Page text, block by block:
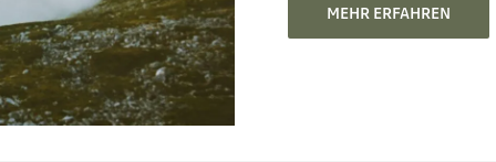
MEHR ERFAHREN